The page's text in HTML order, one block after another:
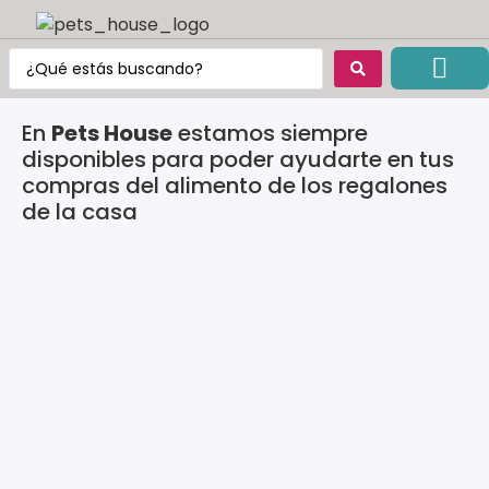
En Pets Houseestamos siempre
disponibles para poder ayudarte en tus
compras del alimento de los regalones
de la casa